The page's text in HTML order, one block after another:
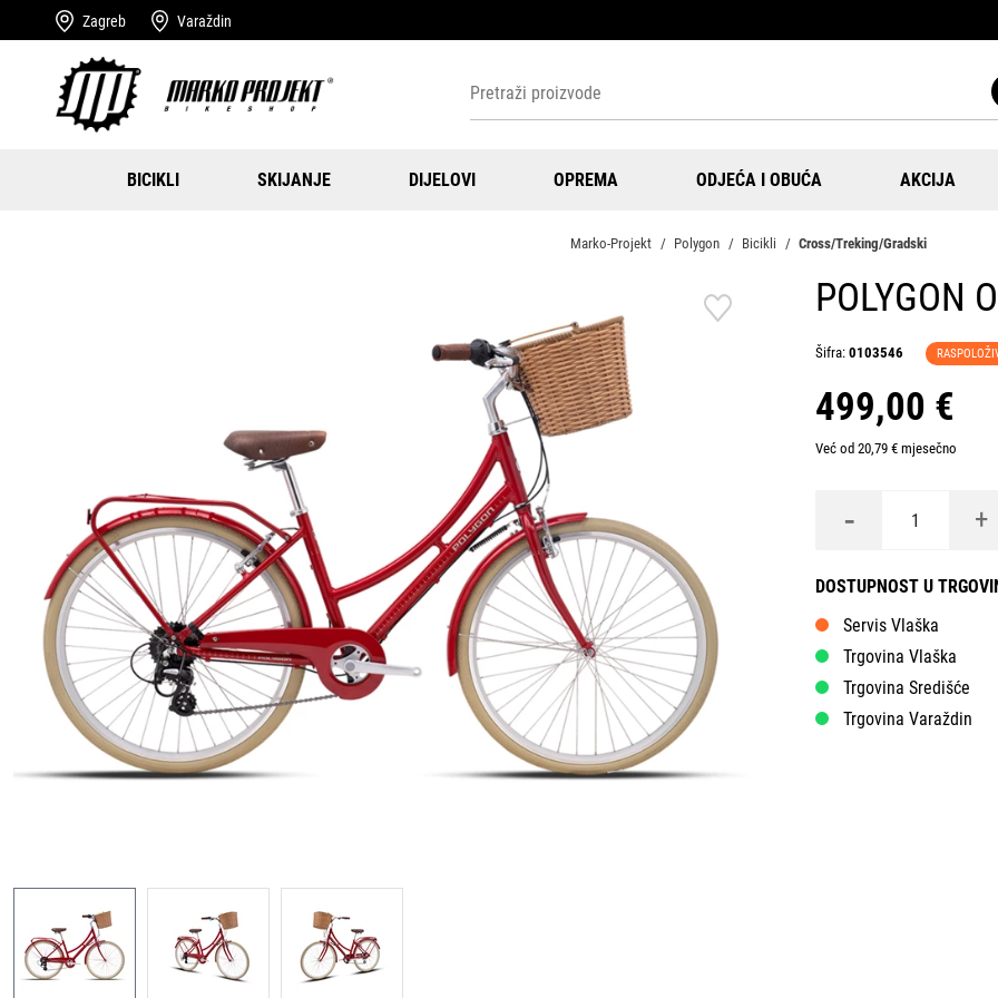
Zagreb Varaždin
BICIKLI SKIJANJE DIJELOVI OPREMA ODJEĆA I OBUĆA AKCIJA
Marko-Projekt Polygon Bicikli Cross/Treking/Gradski
POLYGON
Šifra: 0103546
499,00 €
Već od 20,79 € mjesečno
- +
DOSTUPNOST U
Servis Vlaška
Trgovina Vlaška
Trgovina Središće
Trgovina Varaždin